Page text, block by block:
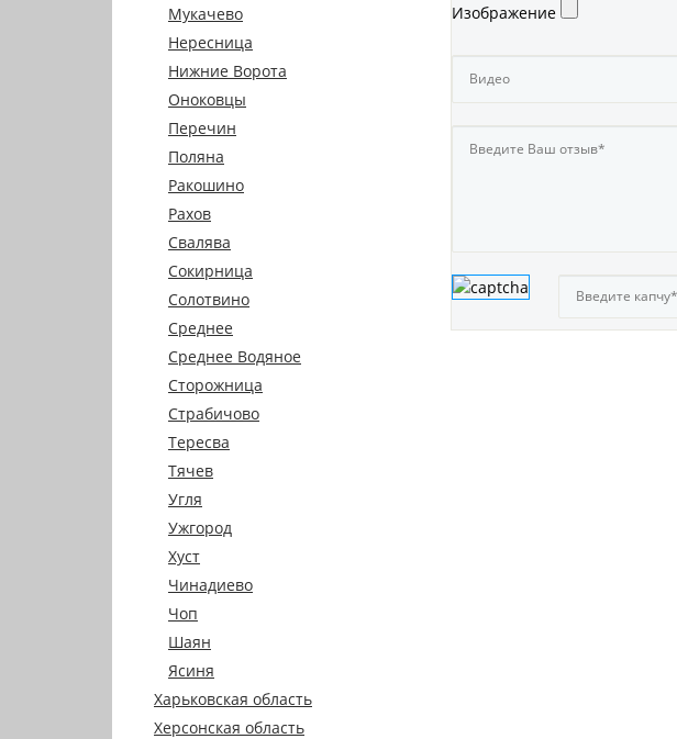
Мукачево
Нересница
Нижние Ворота
Оноковцы
Перечин
Поляна
Ракошино
Рахов
Свалява
Сокирница
Солотвино
Среднее
Среднее Водяное
Сторожница
Страбичово
Тересва
Тячев
Угля
Ужгород
Хуст
Чинадиево
Чоп
Шаян
Ясиня
Харьковская область
Херсонская область
Изображение